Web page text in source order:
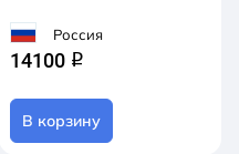
Россия
14100 q
В корзину